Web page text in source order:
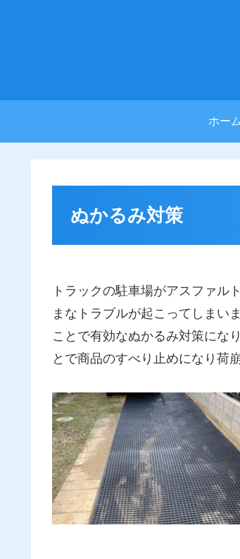
ホーム
ぬかるみ対策
トラックの駐車場がアスファル
まなトラブルが起こってしまい
ことで有効なぬかるみ対策にな
とで商品のすべり止めになり荷